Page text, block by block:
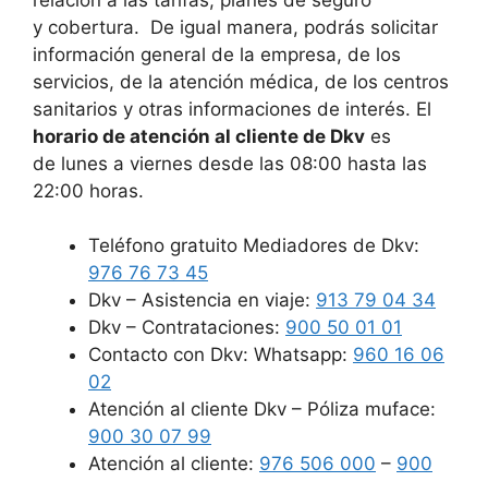
y cobertura. De igual manera, podrás solicitar
información general de la empresa, de los
servicios, de la atención médica, de los centros
sanitarios y otras informaciones de interés. El
horario de atención al cliente de Dkv es
de lunes a viernes desde las 08:00 hasta las
22:00 horas.
Teléfono gratuito Mediadores de Dkv:
976 76 73 45
Dkv – Asistencia en viaje: 913 79 04 34
Dkv – Contrataciones: 900 50 01 01
Contacto con Dkv: Whatsapp: 960 16 06
02
Atención al cliente Dkv – Póliza muface:
900 30 07 99
Atención al cliente: 976 506 000 – 900